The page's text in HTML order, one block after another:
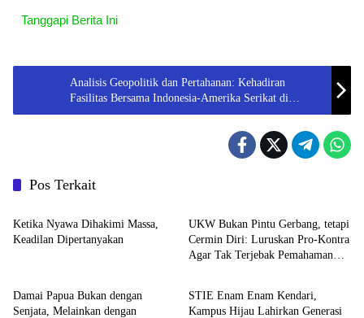
Tanggapi Berita Ini
Analisis Geopolitik dan Pertahanan: Kehadiran
Fasilitas Bersama Indonesia-Amerika Serikat di
Bandara Kertajati
Pos Terkait
Opini
Ketika Nyawa Dihakimi Massa,
Keadilan Dipertanyakan
UKW Bukan Pintu Gerbang, tetapi
Cermin Diri: Luruskan Pro-Kontra
Agar Tak Terjebak Pemahaman
Damai Papua Bukan dengan
Senjata, Melainkan dengan
Opini
STIE Enam Enam Kendari,
Kampus Hijau Lahirkan Generasi